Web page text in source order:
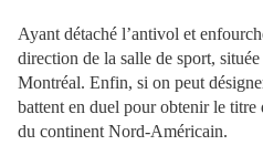
Ayant détaché l’antivol et
direction de la salle de sport,
Montréal. Enfin, si on peut
battent en duel pour obtenir le
du continent Nord-Américain.